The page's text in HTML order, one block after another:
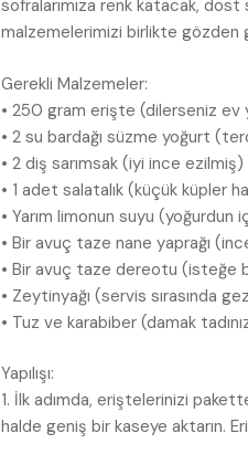
sofralarımıza renk katacak,
malzemelerimizi birlikte gözden
Gerekli Malzemeler:
• 250 gram erişte (dilerseniz ev
• 2 su bardağı süzme yoğurt
• 2 diş sarımsak (iyi ince ezilmiş)
• 1 adet salatalık (küçük küpler
• Yarım limonun suyu (yoğurdun
• Bir avuç taze nane yaprağı
• Bir avuç taze dereotu (isteğe
• Zeytinyağı (servis sırasında
• Tuz ve karabiber (damak
Yapılışı:
1. İlk adımda, eriştelerinizi
halde geniş bir kaseye aktarın.